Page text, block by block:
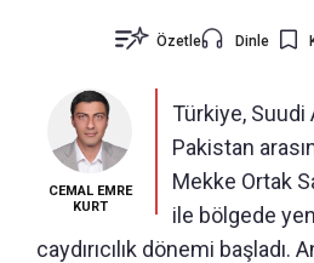
Özetle Dinle
CEMAL EMRE
KURT
Türkiye, Suudi
Pakistan
Mekke Ortak
ile bölgede
caydırıcılık dönemi başladı.